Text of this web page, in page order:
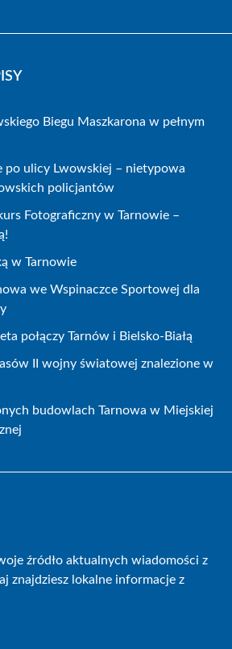
Biegu Maszkarona w pełnym
po ulicy Lwowskiej – nietypowa
policjantów
Fotograficzny w Tarnowie –
w Tarnowie
we Wspinaczce Sportowej dla
połączy Tarnów i Bielsko-Białą
II wojny światowej znalezione w
budowlach Tarnowa w Miejskiej
źródło aktualnych wiadomości z
znajdziesz lokalne informacje z